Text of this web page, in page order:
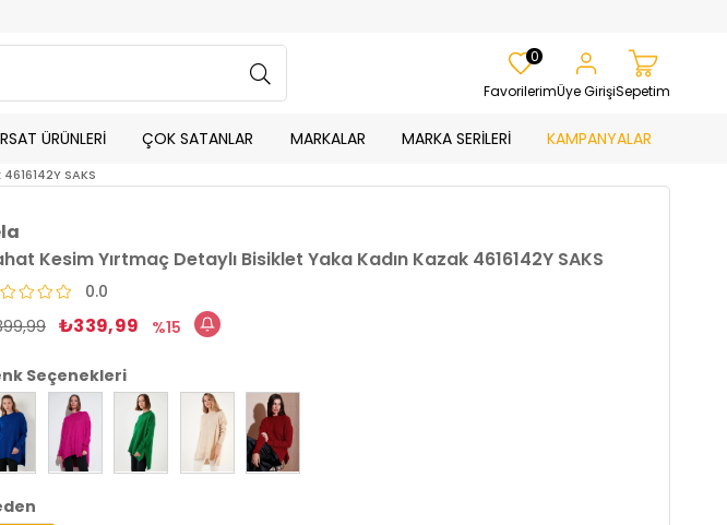
Favorilerim
0
Üye GirişiSepetim
ÜRÜNLERİ ÇOK SATANLAR MARKALAR MARKA SERİLERİ KAMPANYALAR
SAKS
Kesim Yırtmaç Detaylı Bisiklet Yaka Kadın Kazak 4616142Y SAKS
0.0
₺339,99 15
Seçenekleri